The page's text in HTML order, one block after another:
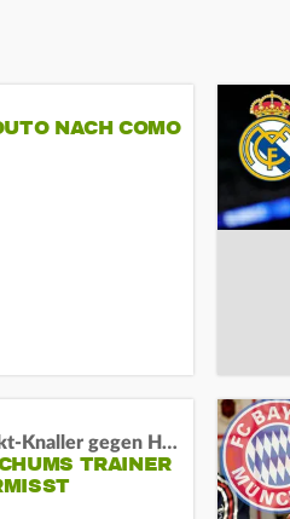
NACH COMO
Vor dem Auftakt-Knaller gegen Hertha:
TRAINER